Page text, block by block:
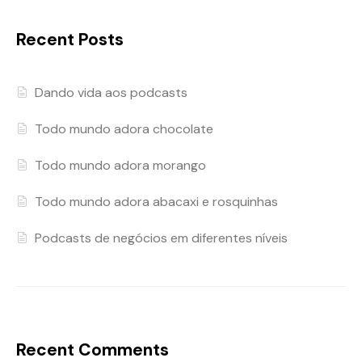
Recent Posts
Dando vida aos podcasts
Todo mundo adora chocolate
Todo mundo adora morango
Todo mundo adora abacaxi e rosquinhas
Podcasts de negócios em diferentes níveis
Recent Comments